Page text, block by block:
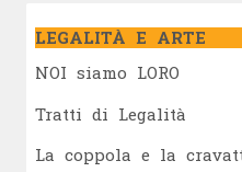
LEGALITÀ E ARTE
NOI siamo LORO
Tratti di Legalità
La coppola e la